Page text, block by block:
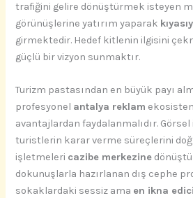
trafiğini gelire dönüştürmek isteyen
görünüşlerine yatırım yaparak
girmektedir. Hedef kitlenin ilgisini
güçlü bir vizyon sunmaktır.
Turizm pastasından en büyük payı
profesyonel antalya reklam
avantajlardan faydalanmalıdır.
turistlerin karar verme süreçlerini
işletmeleri cazibe merkezine
dokunuşlarla hazırlanan dış cephe
sokaklardaki sessiz ama en ikna